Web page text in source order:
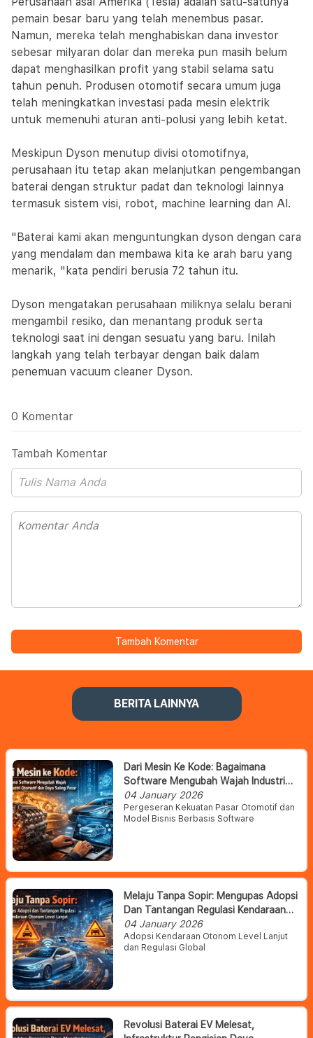
pemain besar baru yang telah menembus pasar.
Namun, mereka telah menghabiskan dana investor
sebesar milyaran dolar dan mereka pun masih belum
dapat menghasilkan profit yang stabil selama satu
tahun penuh. Produsen otomotif secara umum juga
telah meningkatkan investasi pada mesin elektrik
untuk memenuhi aturan anti-polusi yang lebih ketat.
Meskipun Dyson menutup divisi otomotifnya,
perusahaan itu tetap akan melanjutkan pengembangan
baterai dengan struktur padat dan teknologi lainnya
termasuk sistem visi, robot, machine learning dan Al.
"Baterai kami akan menguntungkan dyson dengan cara
yang mendalam dan membawa kita ke arah baru yang
menarik, "kata pendiri berusia 72 tahun itu.
Dyson mengatakan perusahaan miliknya selalu berani
mengambil resiko, dan menantang produk serta
teknologi saat ini dengan sesuatu yang baru. Inilah
langkah yang telah terbayar dengan baik dalam
penemuan vacuum cleaner Dyson.
0 Komentar
Tambah Komentar
Tambah Komentar
BERITA LAINNYA
Dari Mesin Ke Kode: Bagaimana
Software Mengubah Wajah Industri
Otomotif Dan Daya Saing Pasar
04 January 2026
Pergeseran Kekuatan Pasar Otomotif dan
Model Bisnis Berbasis Software
Melaju Tanpa Sopir: Mengupas Adopsi
Dan Tantangan Regulasi Kendaraan
Otonom Level Lanjut
04 January 2026
Adopsi Kendaraan Otonom Level Lanjut
dan Regulasi Global
Revolusi Baterai EV Melesat,